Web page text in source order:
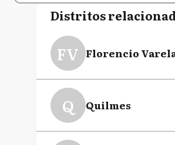
Distritos
FV Florencio
Q Quilmes